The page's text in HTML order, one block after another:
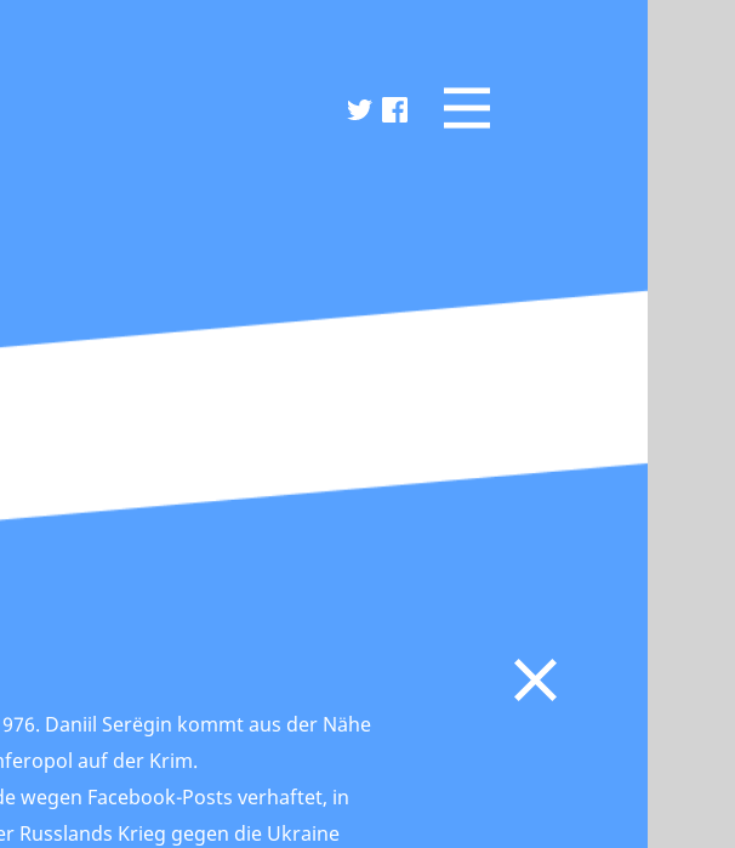
Daniil Serёgin kommt aus der Nähe
auf der Krim.
wegen Facebook-Posts verhaftet, in
Russlands Krieg gegen die Ukraine